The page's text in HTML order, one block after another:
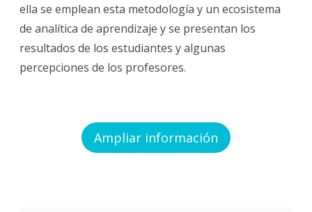
ella se emplean esta metodología y un ecosistema
de analítica de aprendizaje y se presentan los
resultados de los estudiantes y algunas
percepciones de los profesores.
Ampliar información